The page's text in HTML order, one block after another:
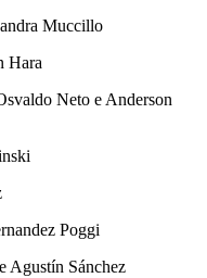
Muccillo
Hara
Neto e Anderson
Poggi
Agustín Sánchez